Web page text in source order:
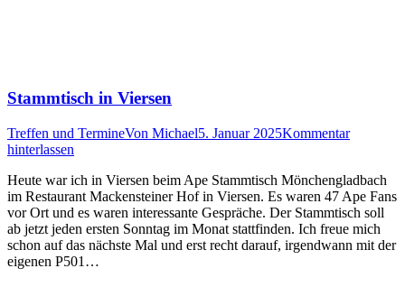
Stammtisch in Viersen
Treffen und TermineVon Michael5. Januar 2025Kommentar
hinterlassen
Heute war ich in Viersen beim Ape Stammtisch Mönchengladbach
im Restaurant Mackensteiner Hof in Viersen. Es waren 47 Ape Fans
vor Ort und es waren interessante Gespräche. Der Stammtisch soll
ab jetzt jeden ersten Sonntag im Monat stattfinden. Ich freue mich
schon auf das nächste Mal und erst recht darauf, irgendwann mit der
eigenen P501…